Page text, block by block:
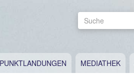
Suche
PUNKTLANDUNGEN MEDIATHEK